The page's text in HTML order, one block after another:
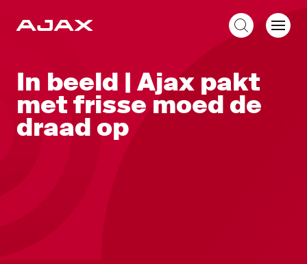
In beeld | Ajax pakt
met frisse moed de
draad op